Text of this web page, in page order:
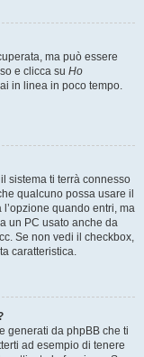
ma può essere
e clicca su Ho
in linea in poco tempo.
sistema ti terrà connesso
qualcuno possa usare il
quando entri, ma
un PC usato anche da
Se non vedi il checkbox,
caratteristica.
generati da phpBB che ti
ad esempio di tenere